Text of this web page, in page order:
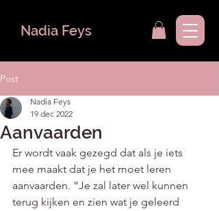
Nadia Feys
Post
Aanvaarden
Nadia Feys
19 dec 2022
Er wordt vaak gezegd dat als je iets
mee maakt dat je het moet leren
aanvaarden. “Je zal later wel kunnen
terug kijken en zien wat je geleerd